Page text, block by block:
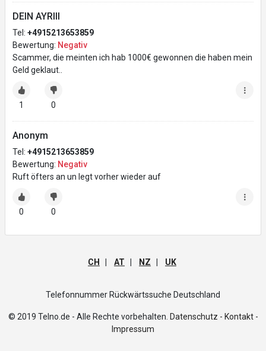
DEIN AYRIII
Tel: +4915213653859
Bewertung: Negativ
Scammer, die meinten ich hab 1000€ gewonnen die haben mein
Geld geklaut..
1 0
Anonym
Tel: +4915213653859
Bewertung: Negativ
Ruft öfters an un legt vorher wieder auf
0 0
CH AT NZ UK
Telefonnummer Rückwärtssuche Deutschland
© 2019 Telno.de - Alle Rechte vorbehalten. Datenschutz - Kontakt -
Impressum